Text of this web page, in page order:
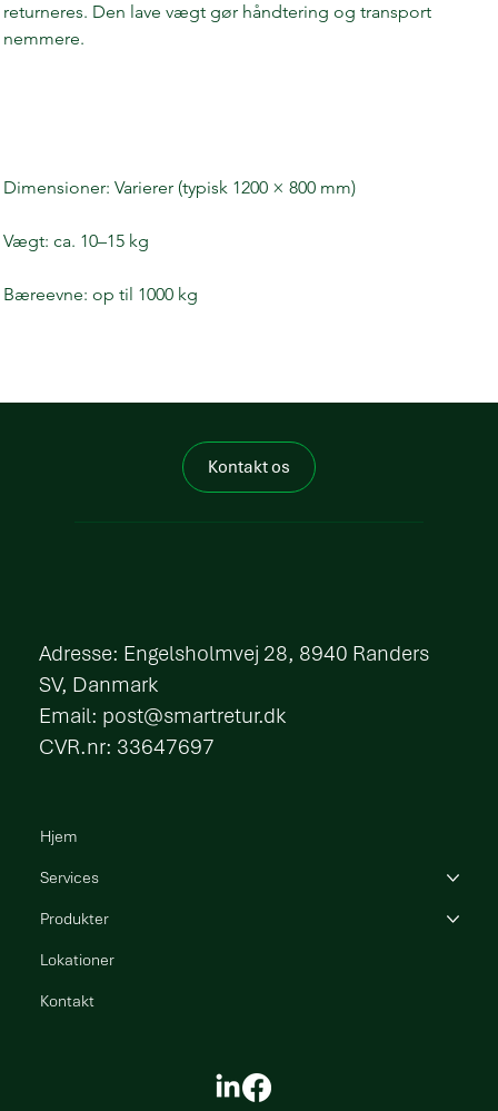
returneres. Den lave vægt gør håndtering og transport
nemmere.
Dimensioner: Varierer (typisk 1200 × 800 mm)
Vægt: ca. 10–15 kg
Bæreevne: op til 1000 kg
Kontakt os
​Adresse: Engelsholmvej 28, 8940 Randers
SV, Danmark
Email: post@smartretur.dk
CVR.nr: 33647697
Hjem
Services
Produkter
Lokationer
Kontakt